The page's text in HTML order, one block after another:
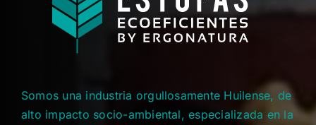
Somos una industria orgullosamente Huilense, de
alto impacto socio-ambiental, especializada en la